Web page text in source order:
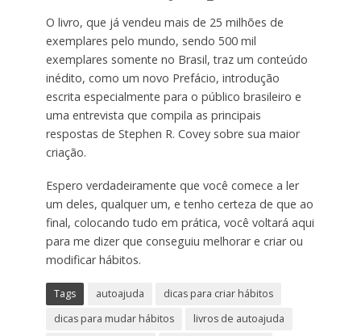
O livro, que já vendeu mais de 25 milhões de
exemplares pelo mundo, sendo 500 mil
exemplares somente no Brasil, traz um conteúdo
inédito, como um novo Prefácio, introdução
escrita especialmente para o público brasileiro e
uma entrevista que compila as principais
respostas de Stephen R. Covey sobre sua maior
criação.
Espero verdadeiramente que você comece a ler
um deles, qualquer um, e tenho certeza de que ao
final, colocando tudo em prática, você voltará aqui
para me dizer que conseguiu melhorar e criar ou
modificar hábitos.
Tags autoajuda
dicas para criar hábitos
dicas para mudar hábitos
livros de autoajuda